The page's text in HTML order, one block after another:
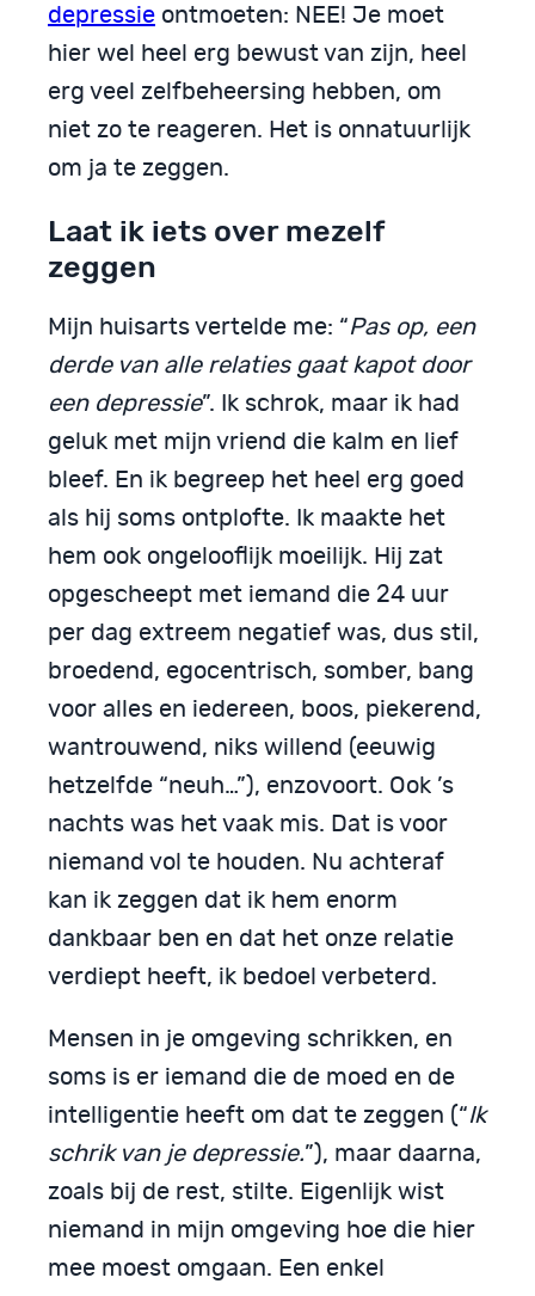
depressie ontmoeten: NEE! Je moet
hier wel heel erg bewust van zijn, heel
erg veel zelfbeheersing hebben, om
niet zo te reageren. Het is onnatuurlijk
om ja te zeggen.
Laat ik iets over mezelf
zeggen
Mijn huisarts vertelde me: “Pas op, een
derde van alle relaties gaat kapot door
een depressie”. Ik schrok, maar ik had
geluk met mijn vriend die kalm en lief
bleef. En ik begreep het heel erg goed
als hij soms ontplofte. Ik maakte het
hem ook ongelooflijk moeilijk. Hij zat
opgescheept met iemand die 24 uur
per dag extreem negatief was, dus stil,
broedend, egocentrisch, somber, bang
voor alles en iedereen, boos, piekerend,
wantrouwend, niks willend (eeuwig
hetzelfde “neuh…”), enzovoort. Ook ’s
nachts was het vaak mis. Dat is voor
niemand vol te houden. Nu achteraf
kan ik zeggen dat ik hem enorm
dankbaar ben en dat het onze relatie
verdiept heeft, ik bedoel verbeterd.
Mensen in je omgeving schrikken, en
soms is er iemand die de moed en de
intelligentie heeft om dat te zeggen (“Ik
schrik van je depressie.”), maar daarna,
zoals bij de rest, stilte. Eigenlijk wist
niemand in mijn omgeving hoe die hier
mee moest omgaan. Een enkel